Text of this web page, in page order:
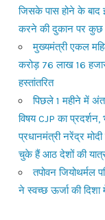
जिसके पास होने के बाद
करने की दुकान पर
मुख्यमंत्री एकल
करोड़ 76 लाख 16
हस्तांतरित
पिछले 1 महीने में
विषय CJP का
प्रधानमंत्री नरेंद्र
चुके हैं आठ देशों की
तपोवन जियोथर्मल
ने स्वच्छ ऊर्जा की दिशा